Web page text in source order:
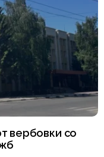
вербовки со